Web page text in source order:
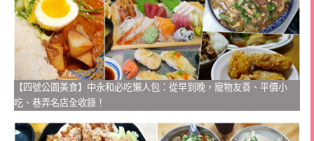
【四號公園美食】中永和必吃懶人包：從早到晚，寵物友善、平價小
吃、巷弄名店全收錄！